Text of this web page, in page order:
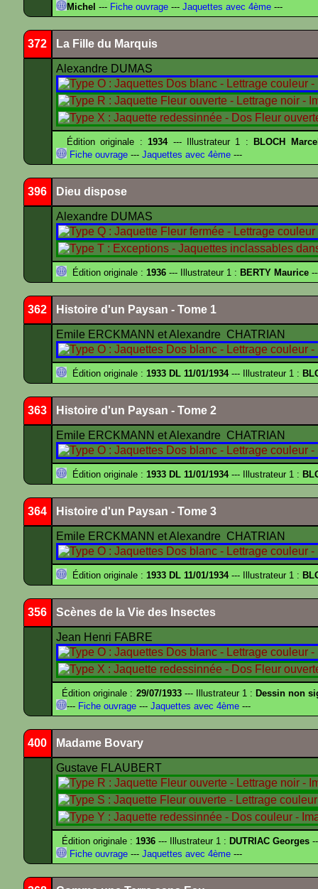
Michel --- Fiche ouvrage --- Jaquettes avec 4ème ---
372 La Fille du Marquis
Alexandre DUMAS
Édition originale :1934--- Illustrateur 1 :
BLOCH
Fiche ouvrage --- Jaquettes avec 4ème ---
396 Dieu dispose
Alexandre DUMAS
Édition originale : 1936 --- Illustrateur 1 : BERTY Maurice
362 Histoire d'un Paysan - Tome 1
Emile ERCKMANN et Alexandre CHATRIAN
Édition originale : 1933 DL 11/01/1934--- Illustrateur 1 :
363 Histoire d'un Paysan - Tome 2
Emile ERCKMANN et Alexandre CHATRIAN
Édition originale : 1933 DL 11/01/1934--- Illustrateur 1 :
364 Histoire d'un Paysan - Tome 3
Emile ERCKMANN et Alexandre CHATRIAN
Édition originale : 1933 DL 11/01/1934--- Illustrateur 1 :
356 Scènes de la Vie des Insectes
Jean Henri FABRE
Édition originale : 29/07/1933--- Illustrateur 1 : Dessin non
--- Fiche ouvrage --- Jaquettes avec 4ème ---
400 Madame Bovary
Gustave FLAUBERT
Édition originale :1936 --- Illustrateur 1 : DUTRIAC Georges
Fiche ouvrage --- Jaquettes avec 4ème ---